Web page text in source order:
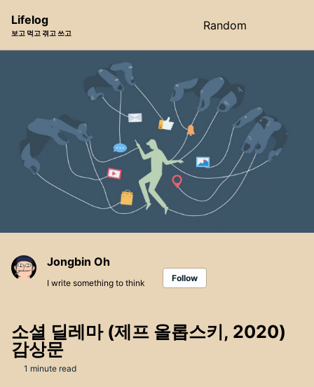
Lifelog
보고 먹고 겪고 쓰고
Random
Jongbin Oh
I write something to think Follow
소셜 딜레마 (제프 올롭스키, 2020)
감상문
1 minute read